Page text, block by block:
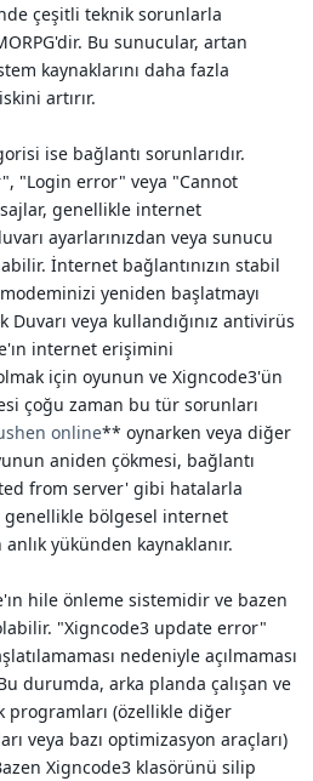
çeşitli teknik sorunlarla
Bu sunucular, artan
kaynaklarını daha fazla
artırır.
ise bağlantı sorunlarıdır.
"Login error" veya "Cannot
genellikle internet
ayarlarınızdan veya sunucu
İnternet bağlantınızın stabil
yeniden başlatmayı
veya kullandığınız antivirüs
internet erişimini
için oyunun ve Xigncode3'ün
çoğu zaman bu tür sorunları
online** oynarken veya diğer
aniden çökmesi, bağlantı
from server' gibi hatalarla
genellikle bölgesel internet
yükünden kaynaklanır.
hile önleme sistemidir ve bazen
"Xigncode3 update error"
nedeniyle açılmaması
durumda, arka planda çalışan ve
programları (özellikle diğer
veya bazı optimizasyon araçları)
Xigncode3 klasörünü silip